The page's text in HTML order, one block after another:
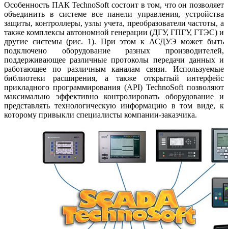
Особенность ПАК TechnoSoft состоит в том, что он позволяет
объединить в системе все панели управления, устройства
защиты, контроллеры, узлы учета, преобразователи частоты, а
также комплексы автономной генерации (ДГУ, ГПГУ, ГТЭС) и
другие системы (рис. 1). При этом к АСДУЭ может быть
подключено оборудование разных производителей,
поддерживающее различные протоколы передачи данных и
работающее по различным каналам связи. Используемые
библиотеки расширения, а также открытый интерфейс
прикладного программирования (API) TechnoSoft позволяют
максимально эффективно контролировать оборудование и
представлять технологическую информацию в том ви­де, к
которому привыкли специалисты компании-заказчика.